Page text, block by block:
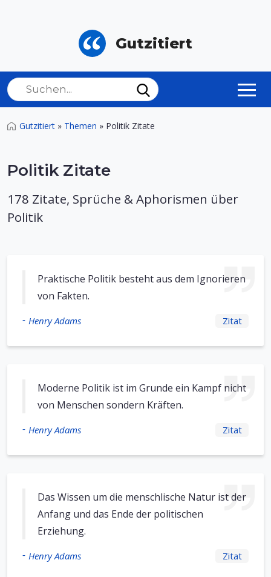
Gutzitiert
Gutzitiert » Themen » Politik Zitate
Politik Zitate
178 Zitate, Sprüche & Aphorismen über
Politik
Praktische Politik besteht aus dem Ignorieren
von Fakten.
- Henry Adams Zitat
Moderne Politik ist im Grunde ein Kampf nicht
von Menschen sondern Kräften.
- Henry Adams Zitat
Das Wissen um die menschlische Natur ist der
Anfang und das Ende der politischen
Erziehung.
- Henry Adams Zitat